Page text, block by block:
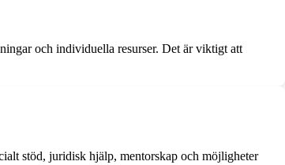
och individuella resurser. Det är viktigt att
stöd, juridisk hjälp, mentorskap och möjligheter